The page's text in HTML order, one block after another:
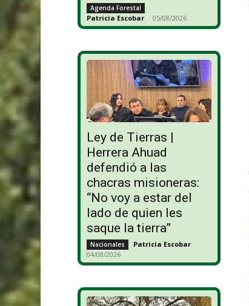
Agenda Forestal
Patricia Escobar - 05/08/2026
Ley de Tierras |
Herrera Ahuad
defendió a las
chacras misioneras:
“No voy a estar del
lado de quien les
saque la tierra”
Nacionales Patricia Escobar -
04/08/2026